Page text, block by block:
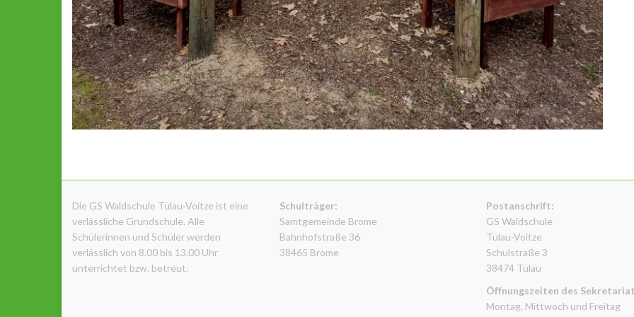
Die GS Waldschule Tülau-Voitze ist eine
verlässliche Grundschule. Alle
Schülerinnen und Schüler werden
verlässlich von 8.00 bis 13.00 Uhr
unterrichtet bzw. betreut.
Schulträger:
Samtgemeinde Brome
Bahnhofstraße 36
38465 Brome
Postanschrift:
GS Waldschule
Tülau-Voitze
Schulstraße 3
38474 Tülau
Öffnungszeiten des
Montag, Mittwoch und Freitag